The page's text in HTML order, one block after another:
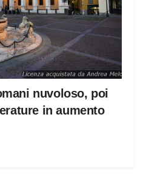
nuvoloso, poi
in aumento